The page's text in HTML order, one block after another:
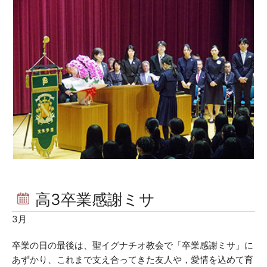
高3卒業感謝ミサ
3月
卒業の日の最後は、聖イグナチオ教会で「卒業感謝ミサ」に
あずかり、これまで支え合ってきた友人や，愛情を込めて育